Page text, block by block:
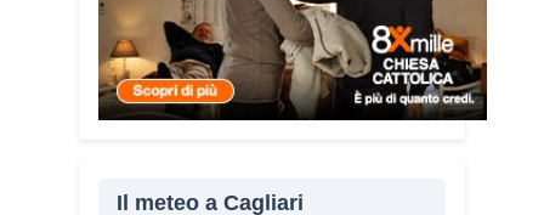
uno strumento semplice, concreto e
facilmente consultabile. L’obiettivo era
accompagnare le persone, non
spaventarle o farle sentire giudicate».
Il meteo a Cagliari